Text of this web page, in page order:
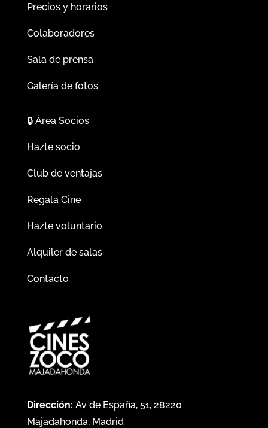
Precios y horarios
Colaboradores
Sala de prensa
Galería de fotos
🔒Área Socios
Hazte socio
Club de ventajas
Regala Cine
Hazte voluntario
Alquiler de salas
Contacto
Dirección: Av de España, 51, 28220
Majadahonda, Madrid